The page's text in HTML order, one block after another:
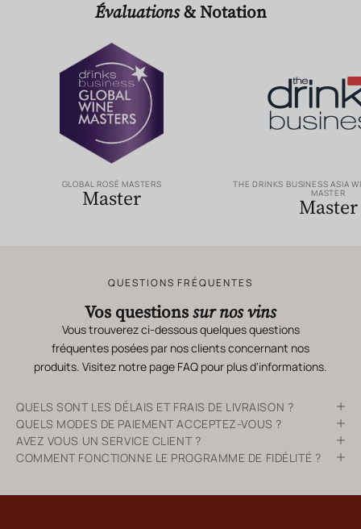
Évaluations& Notation
GLOBAL ROSÉ MASTERS
Master
THE DRINKS BUSINESS ASIA
MASTER
Master
QUESTIONS FRÉQUENTES
Vos questionssur nos vins
Vous trouverez ci-dessous quelques questions
fréquentes posées par nos clients concernant nos
produits. Visitez notre page FAQ pour plus d'informations.
QUELS SONT LES DÉLAIS ET FRAIS DE LIVRAISON ?
QUELS MODES DE PAIEMENT ACCEPTEZ-VOUS ?
AVEZ VOUS UN SERVICE CLIENT ?
COMMENT FONCTIONNE LE PROGRAMME DE FIDÉLITÉ ?